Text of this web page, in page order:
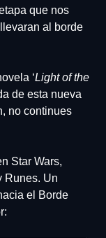
que nos
al borde
‘Light of the
de esta nueva
no continues
Star Wars,
Runes. Un
el Borde